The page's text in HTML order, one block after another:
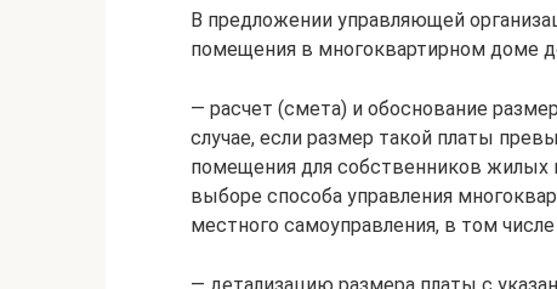
В предложении управляющей
помещения в многоквартирном доме
— расчет (смета) и обоснование
случае, если размер такой платы
помещения для собственников
выборе способа управления
местного самоуправления, в том